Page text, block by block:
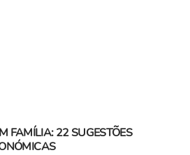
FAMÍLIA: 22 SUGESTÕES